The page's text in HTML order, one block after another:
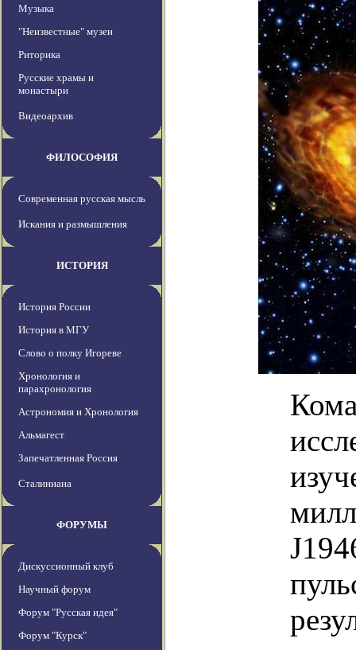
Музыка
"Неизвестные" музеи
Риторика
Русские храмы и
монастыри
Видеоархив
ФИЛОСОФИЯ
Современная русская мысль
Искания и размышления
ИСТОРИЯ
История России
История в МГУ
Слово о полку Игореве
Хронология и
парахронология
Астрономия и Хронология
Альмагест
Запечатленная Россия
Сталиниана
ФОРУМЫ
Дискуссионный клуб
Научный форум
Форум "Русская идея"
Форум "Курск"